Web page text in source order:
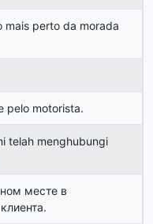
mais perto da morada
pelo motorista.
telah menghubungi
месте в